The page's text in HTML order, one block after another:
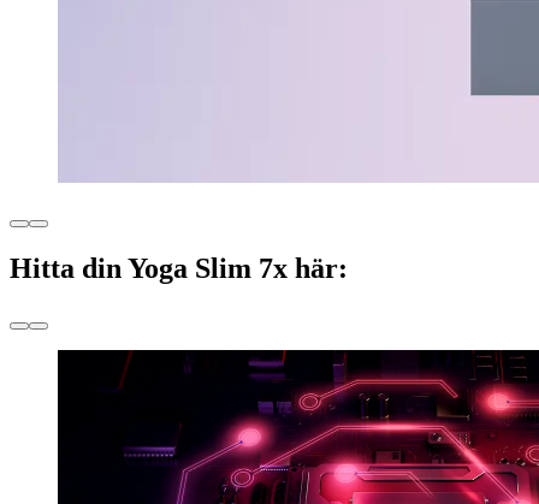
Hitta din Yoga Slim 7x här: